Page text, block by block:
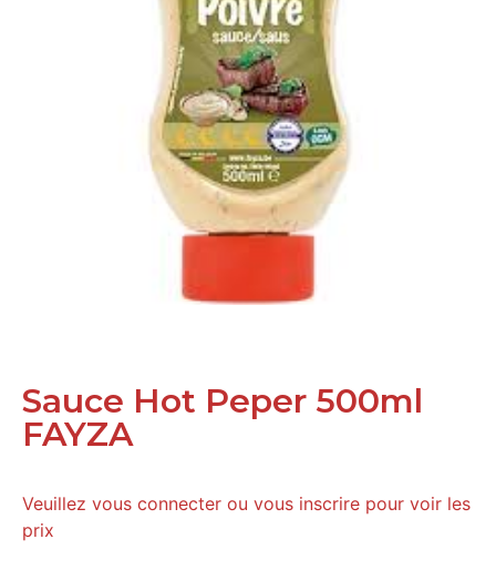
Sauce Hot Peper 500ml
FAYZA
Veuillez vous connecter ou vous inscrire pour voir les
prix